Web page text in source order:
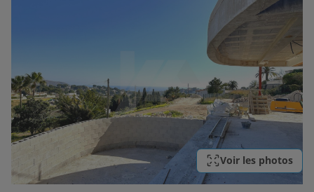
Voir les photos